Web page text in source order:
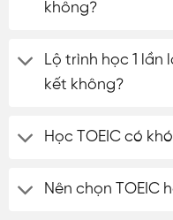
không?
Lộ trình học 1 lần
kết không?
Học TOEIC có
Nên chọn TOEIC